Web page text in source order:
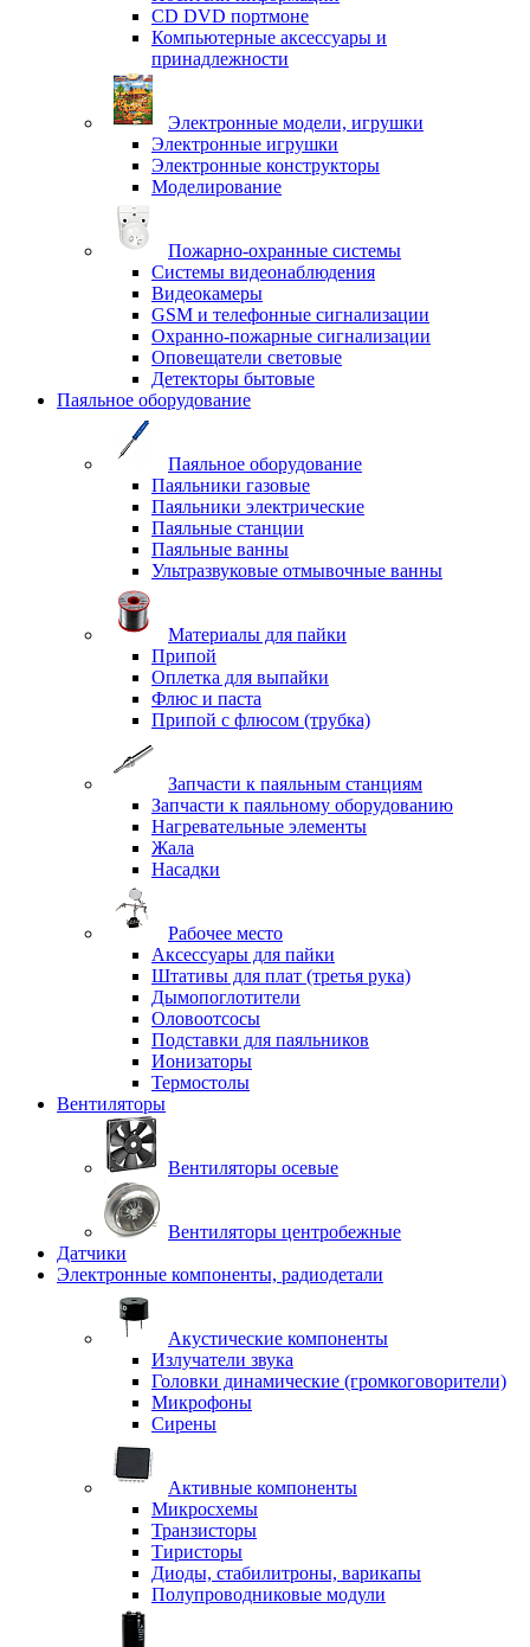
CD DVD портмоне
Компьютерные аксессуары и
принадлежности
Электронные модели, игрушки
Электронные игрушки
Электронные конструкторы
Моделирование
Пожарно-охранные системы
Системы видеонаблюдения
Видеокамеры
GSM и телефонные сигнализации
Охранно-пожарные сигнализации
Оповещатели световые
Детекторы бытовые
Паяльное оборудование
Паяльное оборудование
Паяльники газовые
Паяльники электрические
Паяльные станции
Паяльные ванны
Ультразвуковые отмывочные ванны
Материалы для пайки
Припой
Оплетка для выпайки
Флюс и паста
Припой с флюсом (трубка)
Запчасти к паяльным станциям
Запчасти к паяльному оборудованию
Нагревательные элементы
Жала
Насадки
Рабочее место
Аксессуары для пайки
Штативы для плат (третья рука)
Дымопоглотители
Оловоотсосы
Подставки для паяльников
Ионизаторы
Термостолы
Вентиляторы
Вентиляторы осевые
Вентиляторы центробежные
Датчики
Электронные компоненты, радиодетали
Акустические компоненты
Излучатели звука
Головки динамические (громкоговорители)
Микрофоны
Сирены
Активные компоненты
Микросхемы
Транзисторы
Тиристоры
Диоды, стабилитроны, варикапы
Полупроводниковые модули